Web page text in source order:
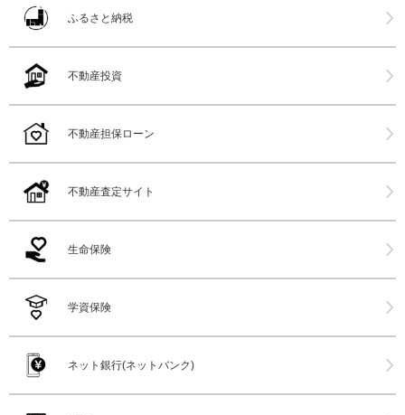
ふるさと納税
不動産投資
不動産担保ローン
不動産査定サイト
生命保険
学資保険
ネット銀行(ネットバンク)